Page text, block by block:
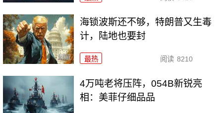
海锁波斯还不够，特朗普又生毒
计，陆地也要封
最热 阅读 8210
4万吨老将压阵，054B新锐亮
相：美菲仔细品品